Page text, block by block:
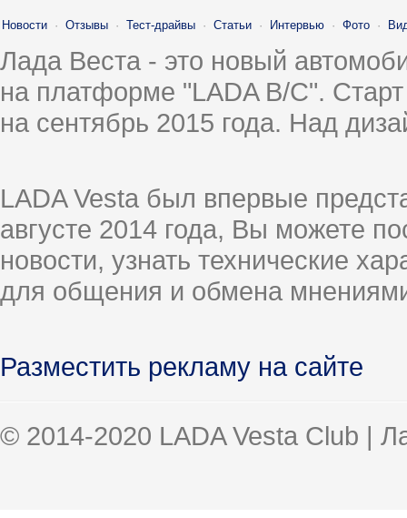
Новости · Отзывы · Тест-драйвы · Статьи · Интервью · Фото ·
Лада Веста - это новый
на платформе "LADA B/C".
на сентябрь 2015 года. Над
LADA Vesta был впервые
августе 2014 года, Вы можете
новости, узнать технические
для общения и обмена
Разместить рекламу на сайте
© 2014-2020 LADA Vesta Club |